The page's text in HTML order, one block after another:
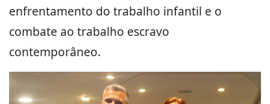
enfrentamento do trabalho infantil e o
combate ao trabalho escravo
contemporâneo.